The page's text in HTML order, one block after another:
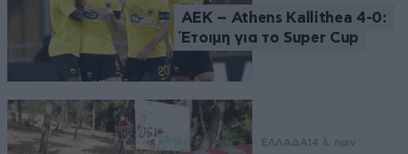
ΑΕΚ – Athens Kallithea 4-0:
Έτοιμη για το Super Cup
ΕΛΛΑΔΑ 14 λ. πριν